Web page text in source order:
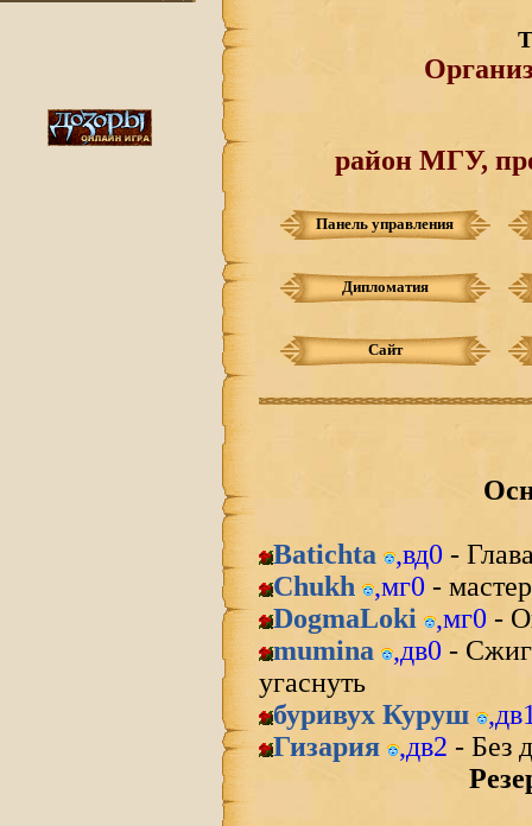
район МГУ,
Панель управления
Дипломатия
Сайт
Batichta ,вд0 -
Chukh
,мг0 -
DogmaLoki
,мг0 -
mumina
,дв0 -
угаснуть
буривух Куруш
,
Гизария
,дв2 - Без